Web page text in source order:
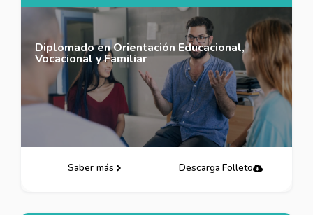
Diplomado en Orientación Educacional,
Vocacional y Familiar
Saber más Descarga Folleto